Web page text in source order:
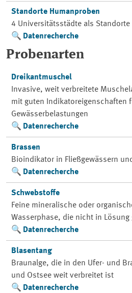
Standorte Humanproben
4 Universitätsstädte als
Datenrecherche
Probenarten
Dreikantmuschel
Invasive, weit verbreitete
mit guten Indikatoreigenschaften
Gewässerbelastungen
Datenrecherche
Brassen
Bioindikator in Fließgewässern
Datenrecherche
Schwebstoffe
Feine mineralische oder
Wasserphase, die nicht in Lösung
Datenrecherche
Blasentang
Braunalge, die in den Ufer- und
und Ostsee weit verbreitet ist
Datenrecherche